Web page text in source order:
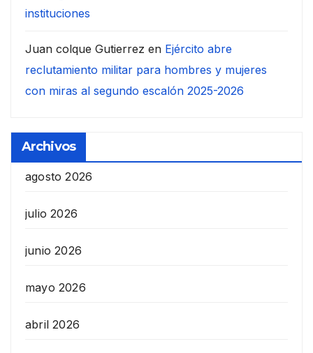
instituciones
Juan colque Gutierrez en Ejército abre
reclutamiento militar para hombres y mujeres
con miras al segundo escalón 2025-2026
Archivos
agosto 2026
julio 2026
junio 2026
mayo 2026
abril 2026